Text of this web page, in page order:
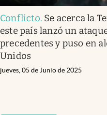
Conflicto. Se acerca la
este país lanzó un
precedentes y puso en
Unidos
jueves, 05 de Junio de 2025